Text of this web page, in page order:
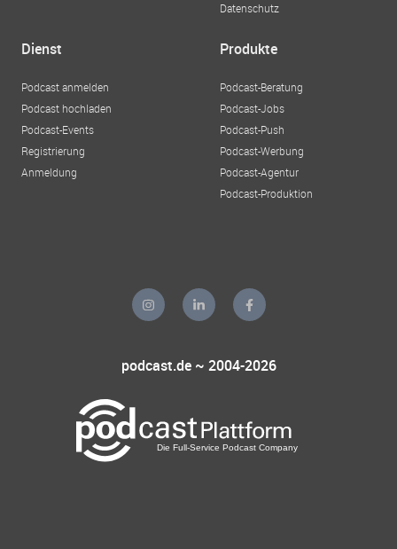
Datenschutz
Dienst
Podcast anmelden
Podcast hochladen
Podcast-Events
Registrierung
Anmeldung
Produkte
Podcast-Beratung
Podcast-Jobs
Podcast-Push
Podcast-Werbung
Podcast-Agentur
Podcast-Produktion
podcast.de ~ 2004-2026